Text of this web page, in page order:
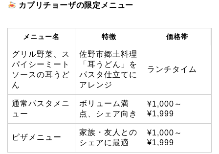
カプリチョーザの限定メニュー
メニュー名 特徴 価格帯
グリル野菜、ス
パイシーミート
ソースの耳うど
ん
佐野市郷土料理
「耳うどん」を
パスタ仕立てに
アレンジ
ランチタイム
通常パスタメニ
ュー
ボリューム満
点、シェア向き
¥1,000～
¥1,999
ピザメニュー
家族・友人との
シェアに最適
¥1,000～
¥1,999